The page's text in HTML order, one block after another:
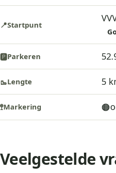
Veelgestelde
📍Startpunt
🅿️Parkeren
🥾Lengte 5
🚏Markering 🟠